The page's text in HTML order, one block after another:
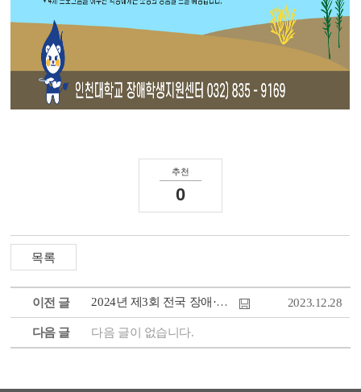
추천
0
이전 글 2024년 제3회 전국 장애·非장애 대학생 창업경진대회 안내 2023.12.28
다음 글 다음 글이 없습니다.